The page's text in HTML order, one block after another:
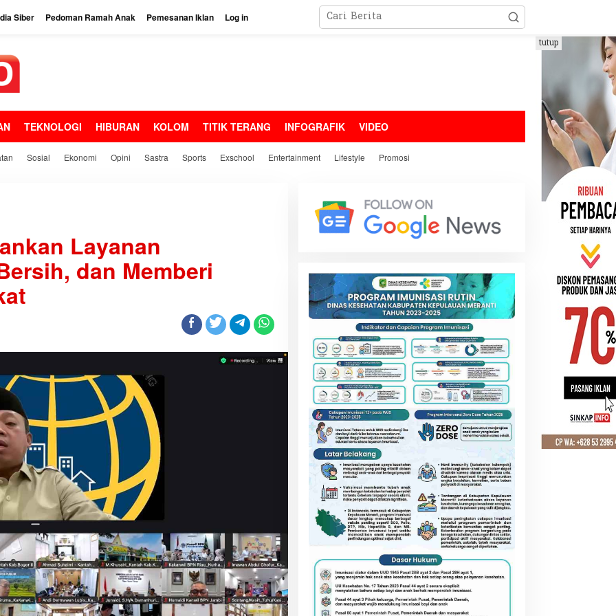
Siber Pedoman Ramah Anak Pemesanan Iklan Log in
TEKNOLOGI HIBURAN KOLOM TITIK TERANG INFOGRAFIK VIDEO
Sosial Ekonomi Opini Sastra Sports Exschool Entertainment Lifestyle Promosi
tutup
Layanan
dan Memberi